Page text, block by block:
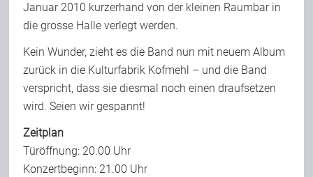
Join Us
Support Us
Kalender
Playlisten
Januar 2010 kurzerhand von der kleinen Raumbar in
die grosse Halle verlegt werden.
Kein Wunder, zieht es die Band nun mit neuem Album
zurück in die Kulturfabrik Kofmehl – und die Band
verspricht, dass sie diesmal noch einen draufsetzen
wird. Seien wir gespannt!
Zeitplan
Türöffnung: 20.00 Uhr
Konzertbeginn: 21.00 Uhr